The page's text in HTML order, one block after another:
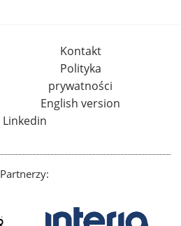
Kontakt
Polityka
prywatności
English version
Linkedin
Partnerzy: